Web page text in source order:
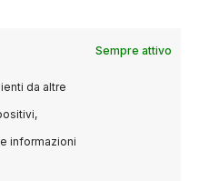
Sempre attivo
da altre
informazioni
di
essere un
tecnologie nel